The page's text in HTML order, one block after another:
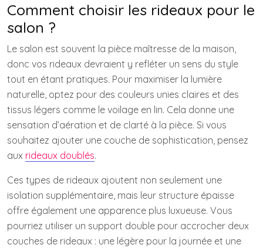
Comment choisir les rideaux pour le
salon ?
Le salon est souvent la pièce maîtresse de la maison,
donc vos rideaux devraient y refléter un sens du style
tout en étant pratiques. Pour maximiser la lumière
naturelle, optez pour des couleurs unies claires et des
tissus légers comme le voilage en lin. Cela donne une
sensation d’aération et de clarté à la pièce. Si vous
souhaitez ajouter une couche de sophistication, pensez
aux rideaux doublés.
Ces types de rideaux ajoutent non seulement une
isolation supplémentaire, mais leur structure épaisse
offre également une apparence plus luxueuse. Vous
pourriez utiliser un support double pour accrocher deux
couches de rideaux : une légère pour la journée et une